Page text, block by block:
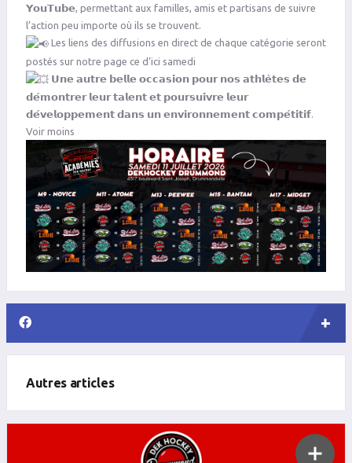
𝗬𝗼𝘂𝗧𝘂𝗯𝗲, permettant aux familles, amis et partisans de suivre
l’action peu importe où ils se trouvent.
Les liens des diffusions en direct de chaque catégorie seront
postés sur notre page ce d’ici samedi
𝗨𝗻𝗲 𝗮𝘂𝘁𝗿𝗲 𝗯𝗲𝗹𝗹𝗲 𝗼𝗰𝗰𝗮𝘀𝗶𝗼𝗻 𝗽𝗼𝘂𝗿 𝗻𝗼𝘀 𝗮𝘁𝗵𝗹𝗲̀𝘁𝗲𝘀 𝗱𝗲
𝗱𝗲́𝗺𝗼𝗻𝘁𝗿𝗲𝗿 𝗹𝗲𝘂𝗿 𝘁𝗮𝗹𝗲𝗻𝘁 𝗲𝘁 𝗽𝗼𝘂𝗿𝘀𝘂𝗶𝘃𝗿𝗲 𝗹𝗲𝘂𝗿
𝗱𝗲́𝘃𝗲𝗹𝗼𝗽𝗽𝗲𝗺𝗲𝗻𝘁 𝗱𝗮𝗻𝘀 𝘂𝗻 𝗲𝗻𝘃𝗶𝗿𝗼𝗻𝗻𝗲𝗺𝗲𝗻𝘁 𝗰𝗼𝗺𝗽𝗲́𝘁𝗶𝘁𝗶𝗳.
Voir moins
Autres articles